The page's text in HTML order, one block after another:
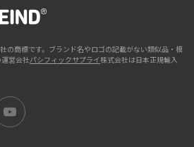
の商標です。ブランド名やロゴの記載がない類似品・模
営会社パシフィックサプライ株式会社は日本正規輸入